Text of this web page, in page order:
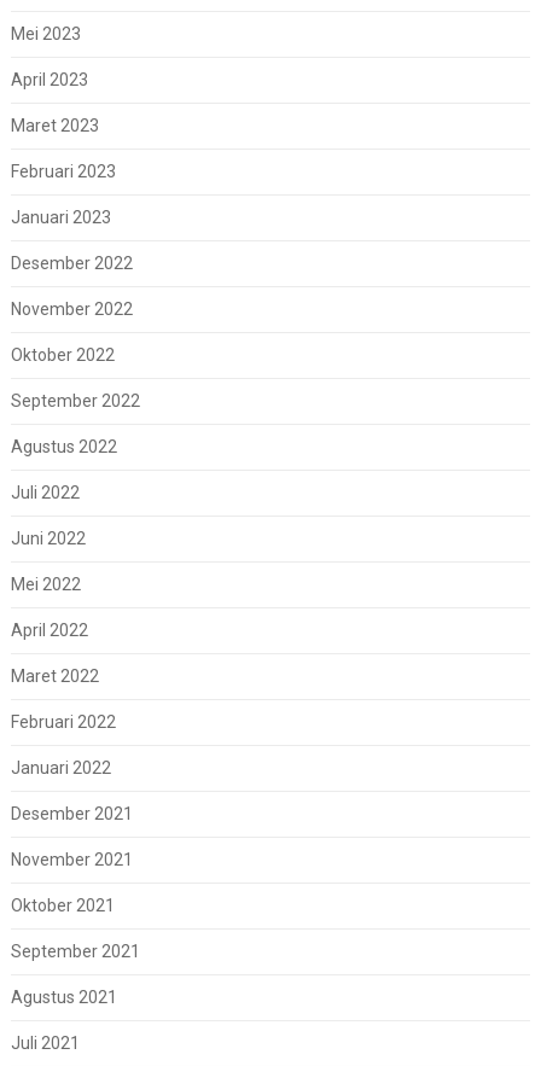
Mei 2023
April 2023
Maret 2023
Februari 2023
Januari 2023
Desember 2022
November 2022
Oktober 2022
September 2022
Agustus 2022
Juli 2022
Juni 2022
Mei 2022
April 2022
Maret 2022
Februari 2022
Januari 2022
Desember 2021
November 2021
Oktober 2021
September 2021
Agustus 2021
Juli 2021